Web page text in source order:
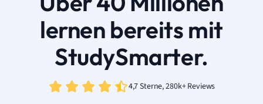
lernen bereits mit
StudySmarter.
4,7 Sterne, 280k+ Reviews